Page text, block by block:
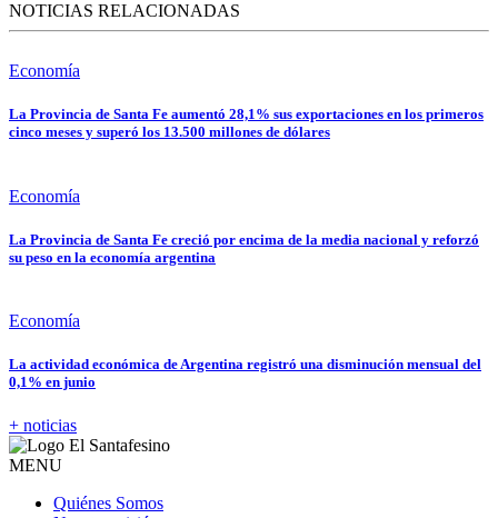
NOTICIAS RELACIONADAS
Economía
La Provincia de Santa Fe aumentó 28,1% sus exportaciones en los primeros
cinco meses y superó los 13.500 millones de dólares
Economía
La Provincia de Santa Fe creció por encima de la media nacional y reforzó
su peso en la economía argentina
Economía
La actividad económica de Argentina registró una disminución mensual del
0,1% en junio
+ noticias
MENU
Quiénes Somos